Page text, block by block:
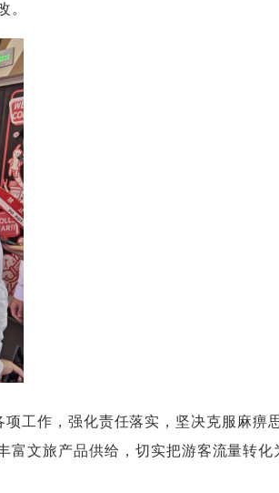
。
作，强化责任落实，坚决克服麻痹
文旅产品供给，切实把游客流量转